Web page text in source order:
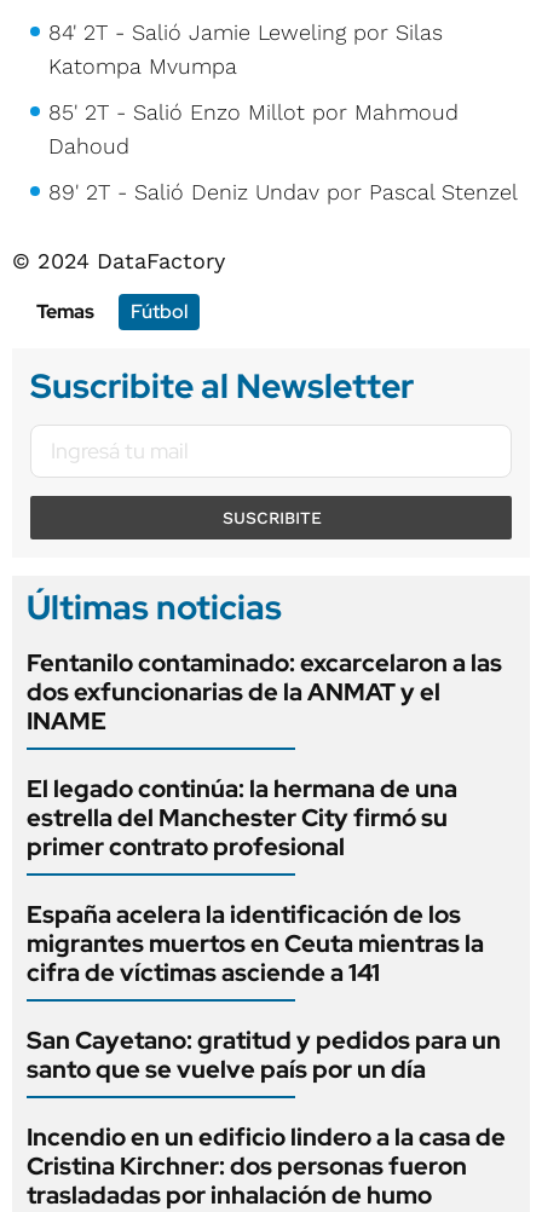
84' 2T - Salió Jamie Leweling por Silas
Katompa Mvumpa
85' 2T - Salió Enzo Millot por Mahmoud
Dahoud
89' 2T - Salió Deniz Undav por Pascal Stenzel
© 2024 DataFactory
Temas
Fútbol
Suscribite al Newsletter
SUSCRIBITE
Últimas noticias
Fentanilo contaminado: excarcelaron a las
dos exfuncionarias de la ANMAT y el
INAME
El legado continúa: la hermana de una
estrella del Manchester City firmó su
primer contrato profesional
España acelera la identificación de los
migrantes muertos en Ceuta mientras la
cifra de víctimas asciende a 141
San Cayetano: gratitud y pedidos para un
santo que se vuelve país por un día
Incendio en un edificio lindero a la casa de
Cristina Kirchner: dos personas fueron
trasladadas por inhalación de humo